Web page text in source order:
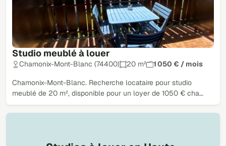
Studio meublé à louer
Chamonix-Mont-Blanc (74400) 20 m² 1 050 € / mois
Chamonix-Mont-Blanc. Recherche locataire pour studio
meublé de 20 m², disponible pour un loyer de 1050 € cha…